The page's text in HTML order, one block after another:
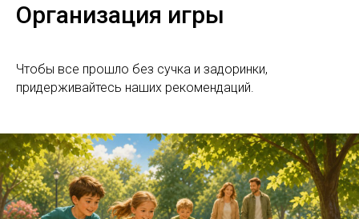
Организация игры
Чтобы все прошло без сучка и задоринки,
придерживайтесь наших рекомендаций.